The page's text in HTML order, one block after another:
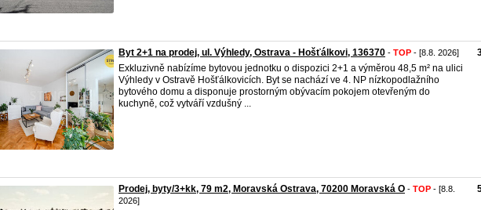
Byt 2+1 na prodej, ul. Výhledy, Ostrava - Hošťálkovi, 136370 - TOP - [8.8. 2026]
Exkluzivně nabízíme bytovou jednotku o dispozici 2+1 a výměrou 48,5 m² na ulici
Výhledy v Ostravě Hošťálkovicích. Byt se nachází ve 4. NP nízkopodlažního
bytového domu a disponuje prostorným obývacím pokojem otevřeným do
kuchyně, což vytváří vzdušný ...
Prodej, byty/3+kk, 79 m2, Moravská Ostrava, 70200 Moravská O - TOP - [8.8.
2026]